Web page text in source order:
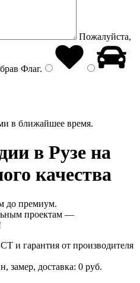
Пожалуйста,
Флаг.
в ближайшее время.
в Рузе на
качества
до премиум.
проектам —
и гарантия от производителя
замер, доставка: 0 руб.